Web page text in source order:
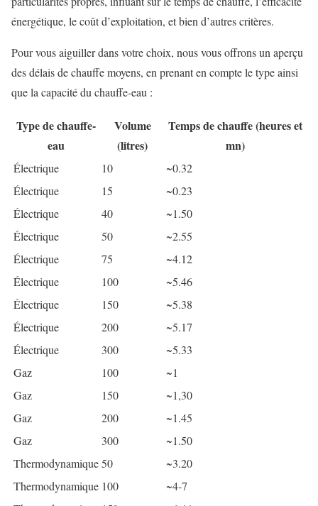
énergétique, le coût d’exploitation, et bien d’autres critères.
Pour vous aiguiller dans votre choix, nous vous offrons un aperçu
des délais de chauffe moyens, en prenant en compte le type ainsi
que la capacité du chauffe-eau :
Type de chauffe-
eau
Volume
(litres)
Temps de chauffe (heures et
mn)
Électrique 10
~0.32
Électrique
15
~0.23
Électrique
40
~1.50
Électrique
50
~2.55
Électrique
75
~4.12
Électrique
100
~5.46
Électrique
150
~5.38
Électrique
200
~5.17
Électrique
300
~5.33
Gaz
100
~1
Gaz
150
~1,30
Gaz
200
~1.45
Gaz
300
~1.50
Thermodynamique50
~3.20
Thermodynamique 100
~4-7